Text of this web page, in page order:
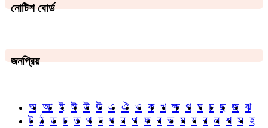
নোটিশ বোর্ড
জনপ্রিয়
অ আ ই ঈ উ ঊ এ ঐ ও ক খ ক্ষ গ ঘ চ ছ জ ঝ
ট ঠ ড ঢ ত থ দ ধ ন প ফ ব ভ ম য র ল শ স হ